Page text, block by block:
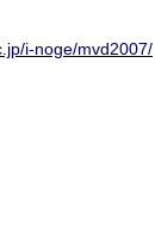
i-noge/mvd2007/